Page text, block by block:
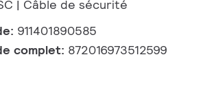
| Câble de sécurité
911401890585
complet: 872016973512599